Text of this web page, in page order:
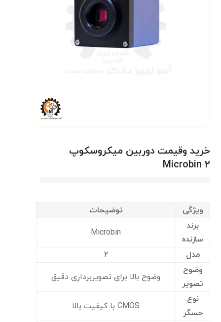
خرید وقیمت دوربین میکروسکوپ
Microbin ۲
ویژگی
توضیحات
برند
سازنده
Microbin
مدل
۲
وضوح
تصویر
وضوح بالا برای تصویربرداری دقیق
نوع
حسگر
CMOS با کیفیت بالا